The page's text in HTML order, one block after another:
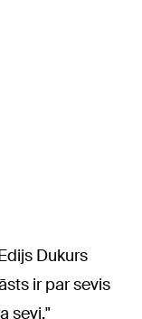
Dukurs
ir par sevis
sevi."